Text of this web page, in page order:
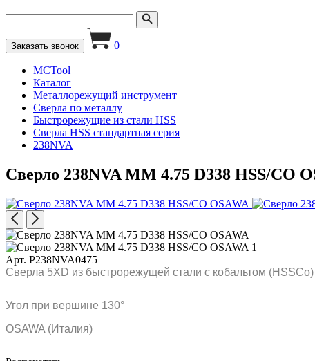
Заказать звонок 0
MCTool
Каталог
Металлорежущий инструмент
Сверла по металлу
Быстрорежущие из стали HSS
Сверла HSS стандартная серия
238NVA
Сверло 238NVA MM 4.75 D338 HSS/CO
Арт. P238NVA0475
Сверла 5XD из быстрорежущей стали с кобальтом
Угол при вершине 130°
OSAWA (Италия)